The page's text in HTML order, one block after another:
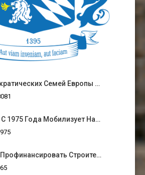
Семей Европы …
1975 Года Мобилизует На…
Строите…